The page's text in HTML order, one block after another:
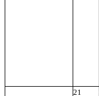
21